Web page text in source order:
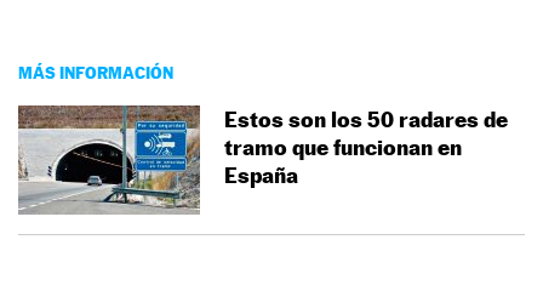
MÁS INFORMACIÓN
Estos son los 50 radares de
tramo que funcionan en
España